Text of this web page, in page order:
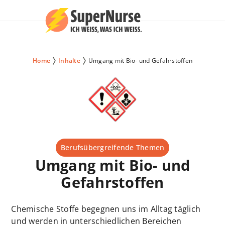
Home Inhalte Umgang mit Bio- und Gefahrstoffen
Berufsübergreifende Themen
Umgang mit Bio- und
Gefahrstoffen
Chemische Stoffe begegnen uns im Alltag täglich
und werden in unterschiedlichen Bereichen